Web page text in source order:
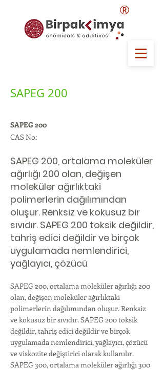
®
SAPEG 200
SAPEG 200
CAS No:
SAPEG 200, ortalama moleküler
ağırlığı 200 olan, değişen
moleküler ağırlıktaki
polimerlerin dağılımından
oluşur. Renksiz ve kokusuz bir
sıvıdır. SAPEG 200 toksik değildir,
tahriş edici değildir ve birçok
uygulamada nemlendirici,
yağlayıcı, çözücü
SAPEG 200, ortalama moleküler ağırlığı 200
olan, değişen moleküler ağırlıktaki
polimerlerin dağılımından oluşur. Renksiz
ve kokusuz bir sıvıdır. SAPEG 200 toksik
değildir, tahriş edici değildir ve birçok
uygulamada nemlendirici, yağlayıcı, çözücü
ve viskozite değiştirici olarak kullanılır.
SAPEG 300, ortalama moleküler ağırlığı 300